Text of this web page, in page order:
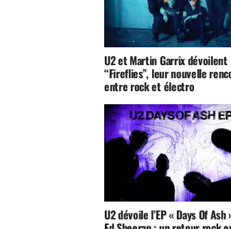
U2 et Martin Garrix dévoilent
“Fireflies”, leur nouvelle
entre rock et électro
U2 dévoile l’EP « Days Of Ash